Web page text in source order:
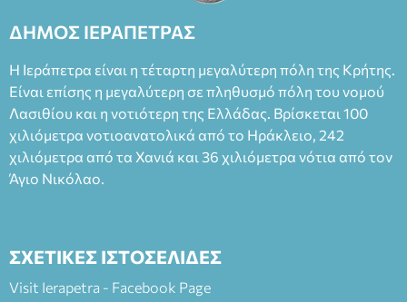
Φεδερίκο. Σκηνοθεσία: Βαγγέλης Θεοδωρόπουλος Είσοδος: :
άνω των 65 Προπώληση: Βιβλιοπωλείο Πάπυρος (Πλατεία
Πλαστήρα), E&G Mini market (Δημοκρατίας 39 Ιεράπετρα)
και στο more.com Χώρος: 3ο Γυμνάσιο Ιεράπετρας
(Είσοδος ΕΠΑ.Λ.) Έναρξη 21:15 Οργάνωση: ΚΝΩΣΟΣ
ΘΕΑΤΡΙΚΕΣ ΠΑΡΑΓΩΓΕΣ ΕΕ
ΔΗΜΟΣ ΙΕΡΑΠΕΤΡΑΣ
Η Ιεράπετρα είναι η τέταρτη μεγαλύτερη πόλη της Κρήτης.
Είναι επίσης η μεγαλύτερη σε πληθυσμό πόλη του νομού
Λασιθίου και η νοτιότερη της Ελλάδας. Βρίσκεται 100
χιλιόμετρα νοτιοανατολικά από το Ηράκλειο, 242
χιλιόμετρα από τα Χανιά και 36 χιλιόμετρα νότια από τον
Άγιο Νικόλαο.
ΣΧΕΤΙΚΕΣ ΙΣΤΟΣΕΛΙΔΕΣ
Visit Ierapetra - Facebook Page